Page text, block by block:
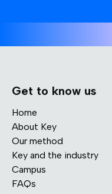
Get to know us
Home
About Key
Our method
Key and the industry
Campus
FAQs